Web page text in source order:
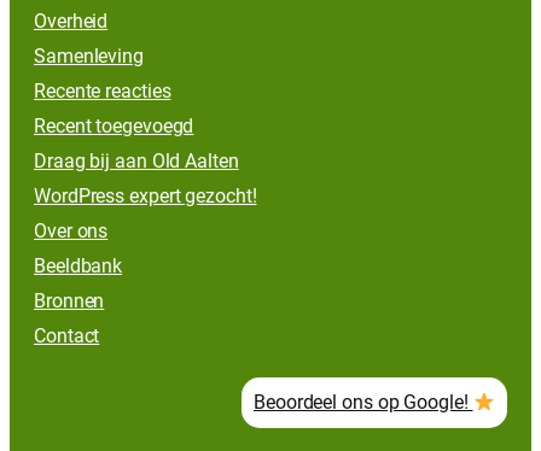
Overheid
Samenleving
Recente reacties
Recent toegevoegd
Draag bij aan Old Aalten
WordPress expert gezocht!
Over ons
Beeldbank
Bronnen
Contact
Beoordeel ons op Google!